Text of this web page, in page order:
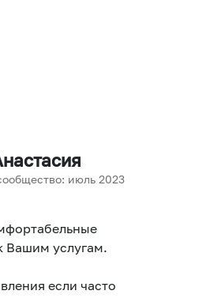
июль 2023
Вашим услугам.
если часто